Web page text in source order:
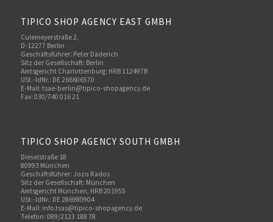
TIPICO SHOP AGENCY EAST GMBH
Culemeyerstraße 2,
D-12277 Berlin
Geschäftsführer: Peter Däderich
Sitz der Gesellschaft: Berlin
Amtsgericht Charlottenburg: HRB 112497B
USt.-IdNr.: DE 266606570
E-Mail: tsae-berlin@tipico-shopagency.de
Fax: 030/740 016 21
TIPICO SHOP AGENCY SOUTH GMBH
Dieselstraße 18
80993 München
Geschäftsführer: Jozo Rados
Sitz der Gesellschaft: München
Amtsgericht München, HRB 201955
USt.-IdNr.: DE 286980904
E-Mail: info.tsas@tipico-shopagency.de
Telefon: 089/2123 188 78